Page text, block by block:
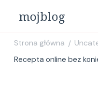
mojblog
Strona główna /
Recepta online bez